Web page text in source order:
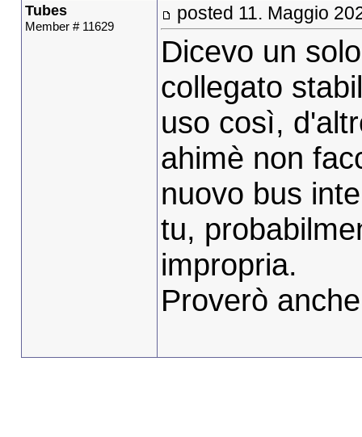
Tubes
Member # 11629
posted 11. Maggio
Dicevo un
collegato
uso così,
ahimè non
nuovo bus
tu,
impropria.
Proverò